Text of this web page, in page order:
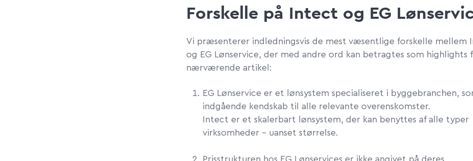
Forskelle på Intect og EG
Vi præsenterer indledningsvis de mest væsentlige forskelle mellem
og EG Lønservice, der med andre ord kan betragtes som highlights
nærværende artikel:
EG Lønservice er et lønsystem specialiseret i byggebranchen,
indgående kendskab til alle relevante overenskomster.
Intect er et skalerbart lønsystem, der kan benyttes af alle typer
virksomheder - uanset størrelse.
Prisstrukturen hos EG Lønservices er ikke angivet på deres